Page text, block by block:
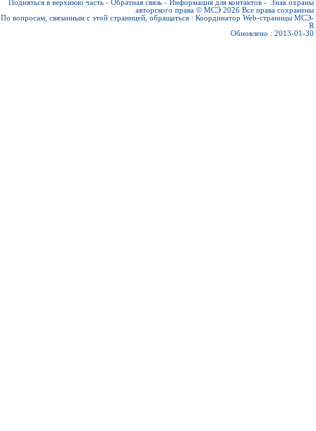
Подняться в верхнюю часть - Обратная связь - Информация для контактов - Знак охраны
авторского права © МСЭ 2026 Все права сохранены
По вопросам, связанным с этой страницей, обращаться : Координатор Web-страницы МСЭ-
R
Обновлено : 2013-01-30